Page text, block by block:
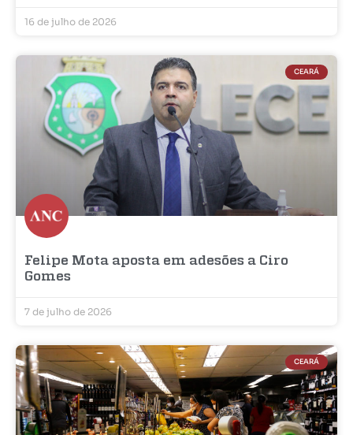
16 de julho de 2026
CEARÁ
Felipe Mota aposta em adesões a Ciro
Gomes
7 de julho de 2026
CEARÁ